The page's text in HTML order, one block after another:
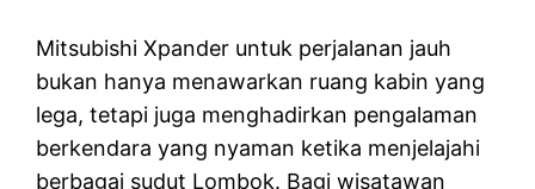
Mitsubishi Xpander untuk perjalanan jauh
bukan hanya menawarkan ruang kabin yang
lega, tetapi juga menghadirkan pengalaman
berkendara yang nyaman ketika menjelajahi
berbagai sudut Lombok. Bagi wisatawan